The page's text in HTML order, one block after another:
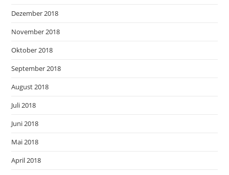
Dezember 2018
November 2018
Oktober 2018
September 2018
August 2018
Juli 2018
Juni 2018
Mai 2018
April 2018